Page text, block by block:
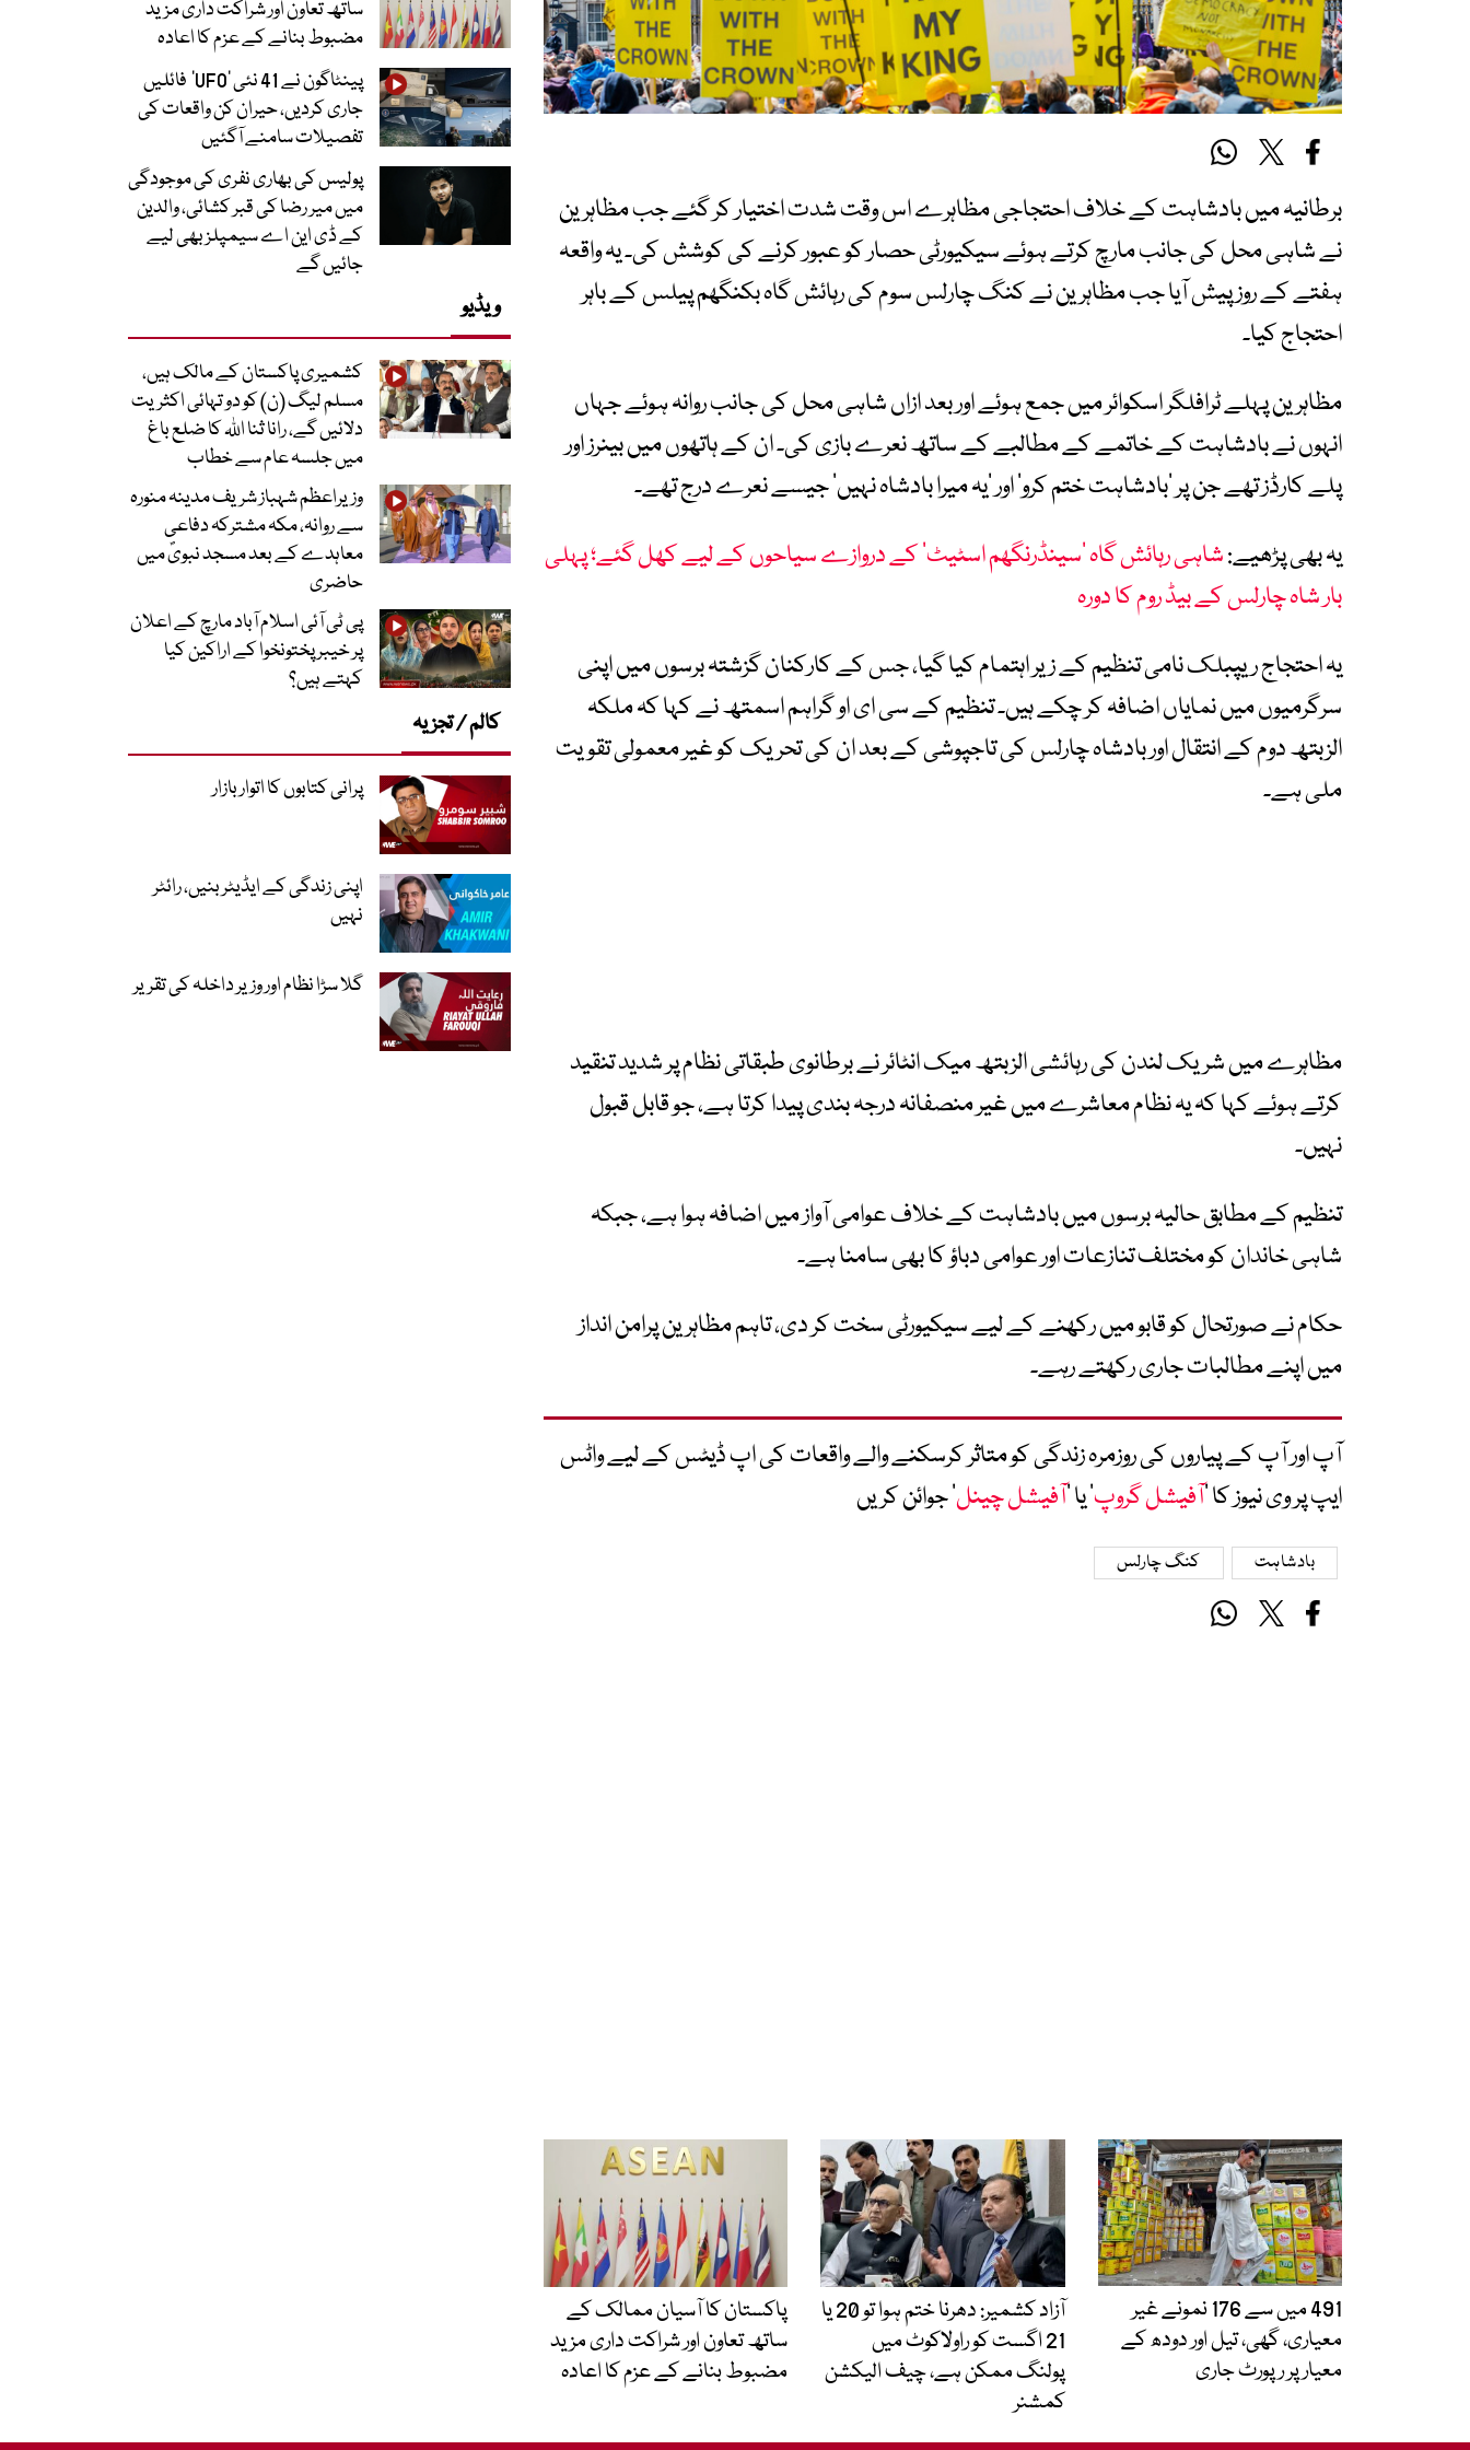
برطانیہ میں بادشاہت کے خلاف احتجاجی مظاہرے اس وقت شدت اختیار کر گئے جب مظاہرین
نے شاہی محل کی جانب مارچ کرتے ہوئے سیکیورٹی حصار کو عبور کرنے کی کوشش کی۔ یہ واقعہ
ہفتے کے روز پیش آیا جب مظاہرین نے کنگ چارلس سوم کی رہائش گاہ بکنگھم پیلس کے باہر
احتجاج کیا۔
مظاہرین پہلے ٹرافلگر اسکوائر میں جمع ہوئے اور بعد ازاں شاہی محل کی جانب روانہ ہوئے جہاں
انہوں نے بادشاہت کے خاتمے کے مطالبے کے ساتھ نعرے بازی کی۔ ان کے ہاتھوں میں بینرز اور
پلے کارڈز تھے جن پر ‘بادشاہت ختم کرو’ اور ‘یہ میرا بادشاہ نہیں’ جیسے نعرے درج تھے۔
یہ بھی پڑھیے:شاہی رہائش گاہ ’سینڈرنگھم اسٹیٹ‘ کے دروازے سیاحوں کے لیے کھل گئے؛ پہلی
بار شاہ چارلس کے بیڈ روم کا دورہ
یہ احتجاج ریپبلک نامی تنظیم کے زیر اہتمام کیا گیا، جس کے کارکنان گزشتہ برسوں میں اپنی
سرگرمیوں میں نمایاں اضافہ کر چکے ہیں۔ تنظیم کے سی ای او گراہم اسمتھ نے کہا کہ ملکہ
الزبتھ دوم کے انتقال اور بادشاہ چارلس کی تاجپوشی کے بعد ان کی تحریک کو غیر معمولی تقویت
ملی ہے۔
مظاہرے میں شریک لندن کی رہائشی الزبتھ میک انٹائر نے برطانوی طبقاتی نظام پر شدید تنقید
کرتے ہوئے کہا کہ یہ نظام معاشرے میں غیر منصفانہ درجہ بندی پیدا کرتا ہے، جو قابل قبول
نہیں۔
تنظیم کے مطابق حالیہ برسوں میں بادشاہت کے خلاف عوامی آواز میں اضافہ ہوا ہے، جبکہ
شاہی خاندان کو مختلف تنازعات اور عوامی دباؤ کا بھی سامنا ہے۔
حکام نے صورتحال کو قابو میں رکھنے کے لیے سیکیورٹی سخت کر دی، تاہم مظاہرین پرامن انداز
میں اپنے مطالبات جاری رکھتے رہے۔
آپ اور آپ کے پیاروں کی روزمرہ زندگی کو متاثر کرسکنے والے واقعات کی اپ ڈیٹس کے لیے واٹس
ایپ پر وی نیوز کا ’آفیشل گروپ‘ یا ’آفیشل چینل‘ جوائن کریں
بادشاہت کنگ چارلس
491 میں سے 176 نمونے غیر
معیاری، گھی، تیل اور دودھ کے
معیار پر رپورٹ جاری
آزاد کشمیر: دھرنا ختم ہوا تو 20 یا
21 اگست کو راولاکوٹ میں
پولنگ ممکن ہے، چیف الیکشن
کمشنر
پاکستان کا آسیان ممالک کے
ساتھ تعاون اور شراکت داری مزید
مضبوط بنانے کے عزم کا اعادہ
ساتھ تعاون اور شراکت داری مزید
مضبوط بنانے کے عزم کا اعادہ
پینٹاگون نے 41 نئی ’UFO‘ فائلیں
جاری کردیں، حیران کن واقعات کی
تفصیلات سامنے آگئیں
پولیس کی بھاری نفری کی موجودگی
میں میر رضا کی قبر کشائی، والدین
کے ڈی این اے سیمپلز بھی لیے
جائیں گے
ویڈیو
کشمیری پاکستان کے مالک ہیں،
مسلم لیگ (ن) کو دو تہائی اکثریت
دلائیں گے، رانا ثنا اللہ کا ضلع باغ
میں جلسہ عام سے خطاب
وزیراعظم شہباز شریف مدینہ منورہ
سے روانہ، مکہ مشترکہ دفاعی
معاہدے کے بعد مسجد نبویؐ میں
حاضری
پی ٹی آئی اسلام آباد مارچ کے اعلان
پر خیبر پختونخوا کے اراکین کیا
کہتے ہیں؟
کالم / تجزیہ
پرانی کتابوں کا اتوار بازار
اپنی زندگی کے ایڈیٹر بنیں، رائٹر
نہیں
گلا سڑا نظام اور وزیر داخلہ کی تقریر